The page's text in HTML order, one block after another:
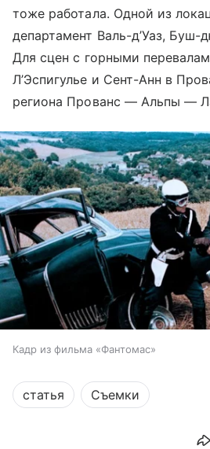
тоже работала. Одной из
департамент Валь-д’Уаз,
Для сцен с горными
Л’Эспигулье и Сент-Анн в
региона Прованс — Альпы —
Кадр из фильма «Фантомас»
статья Съемки